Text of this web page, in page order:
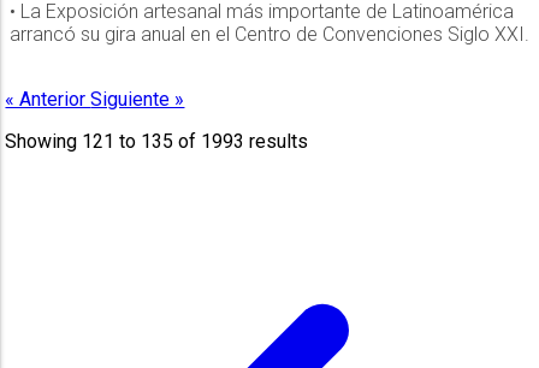
• La Exposición artesanal más importante de Latinoamérica
arrancó su gira anual en el Centro de Convenciones Siglo XXI.
« AnteriorSiguiente »
Showing 121 to 135 of 1993 results